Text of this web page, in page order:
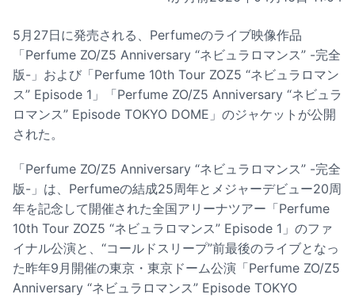
5月27日に発売される、Perfumeのライブ映像作品
「Perfume ZO/Z5 Anniversary “ネビュラロマンス” -完全
版-」および「Perfume 10th Tour ZOZ5 “ネビュラロマン
ス” Episode 1」「Perfume ZO/Z5 Anniversary “ネビュラ
ロマンス” Episode TOKYO DOME」のジャケットが公開
された。
「Perfume ZO/Z5 Anniversary “ネビュラロマンス” -完全
版-」は、Perfumeの結成25周年とメジャーデビュー20周
年を記念して開催された全国アリーナツアー「Perfume
10th Tour ZOZ5 “ネビュラロマンス” Episode 1」のファ
イナル公演と、“コールドスリープ”前最後のライブとなっ
た昨年9月開催の東京・東京ドーム公演「Perfume ZO/Z5
Anniversary “ネビュラロマンス” Episode TOKYO